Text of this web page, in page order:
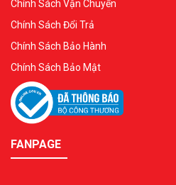
Chính Sách Vận Chuyển
Chính Sách Đổi Trả
Chính Sách Bảo Hành
Chính Sách Bảo Mật
FANPAGE